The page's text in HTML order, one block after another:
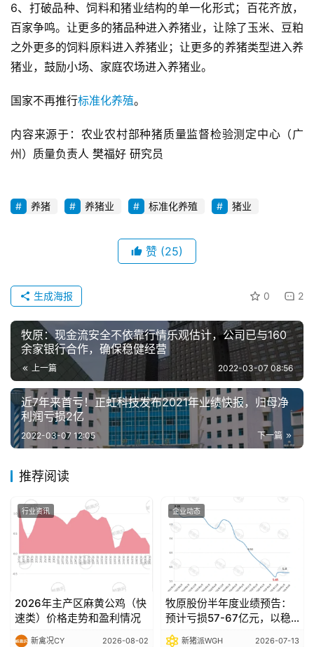
资
讯
新
闻
析
报
今
日
猪
价
6、打破品种、饲料和猪业结构的单一化形式；百花齐放，
百家争鸣。让更多的猪品种进入养猪业，让除了玉米、豆粕
之外更多的饲料原料进入养猪业；让更多的养猪类型进入养
猪业，鼓励小场、家庭农场进入养猪业。
国家不再推行标准化养殖。
内容来源于：农业农村部种猪质量监督检验测定中心（广
州）质量负责人 樊福好 研究员
养猪 养猪业 标准化养殖 猪业
赞 (25)
0 2
生成海报
牧原：现金流安全不依靠行情乐观估计，公司已与160
余家银行合作，确保稳健经营
上一篇 2022-03-07 08:56
近7年来首亏！正虹科技发布2021年业绩快报，归母净
利润亏损2亿
下一篇
2022-03-07 12:05
推荐阅读
行业资讯
2026年主产区麻黄公鸡（快
速类）价格走势和盈利情况
新禽况CY 2026-08-02
企业动态
牧原股份半年度业绩预告：
预计亏损57-67亿元，以稳
健经营穿越行业波动
新猪派WGH 2026-07-13